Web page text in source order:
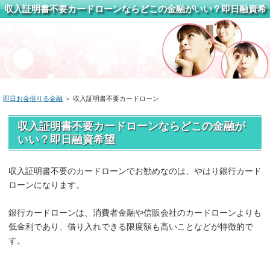
収入証明書不要カードローンならどこの金融がいい？即日融資希
即日お金借りる金融 ＞ 収入証明書不要カードローン
収入証明書不要カードローンならどこの金融が
いい？即日融資希望
収入証明書不要のカードローンでお勧めなのは、やはり銀行カード
ローンになります。
銀行カードローンは、消費者金融や信販会社のカードローンよりも
低金利であり、借り入れできる限度額も高いことなどが特徴的で
す。